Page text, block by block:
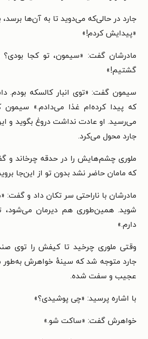
جارد در حالی‌که می‌دوید تا به آن‌ها
«پیدایش کردم!»
مادرشان گفت: «سیمون، تو کجا بودی؟
گشتیم!»
سیمون گفت: «توی انبار کالسکه بودم.
که پیدا کرده‌ام غذا می‌دادم.» سیمون
می‌رسید. او عادت نداشت دروغ بگوید و
جارد محول می‌کرد.
ملوری چشم‌هایش را در حدقه چرخاند و
که مامان حاضر نشد بدون تو از این‌جا
مادرشان با ناراحتی سر تکان داد و گفت:
شوید. همین‌طوری هم دیرمان می‌شود،
دارم.»
وقتی ملوری چرخید تا کیفش را توی
جارد متوجه شد که سینهٔ خواهرش به‌طور
عجیب و سفت شده.
با اشاره پرسید: «چی پوشیدی؟»
خواهرش گفت: «ساکت شو.»